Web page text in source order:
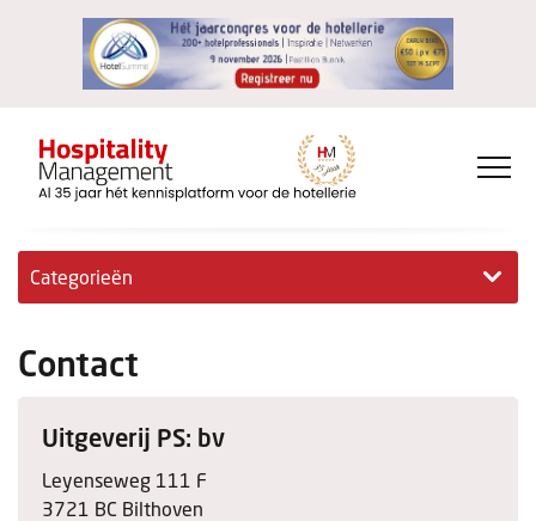
Categorieën
Hotelovernames
HM+
Jong & Ambitieus
Contact
Uitgeverij PS: bv
Leyenseweg 111 F
3721 BC Bilthoven